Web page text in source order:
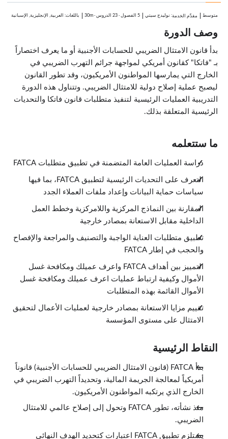
الدروس: 5 · 4:26
خطة عمل التنفيذ الداخلي مقابل الاستعانة بمصادر خارجية
0:55
التغيرات في أنظمة تكنولوجيا المعلومات
0:51
النماذج المركزية مقابل اللامركزية
0:50
الاستعانة بمصادر خارجية في إجراءات الأعمال
0:56
مزايا الاستعانة بمصادر خارجية في إجراءات الأعمال
0:54
فهم قانون فاتكا، والتعرف على العميل، ومكافحة غسل الأموال
2:06
1:58
متطلبات الإبلاغ
1:47
متطلبات الاقتطاع
خاتمة
2:22
متوسط مقدِّم الخدمة: نوليدج سيتي 5 الفصول · 23 الدروس ·
30m باللغات: العربية, الإنجليزية, الإسبانية
وصف الدورة
بدأ قانون الامتثال الضريبي للحسابات الأجنبية أو ما يعرف اختصاراً
بـ "فاتكا" كقانون أمريكي لمواجهة جرائم التهرب الضريبي في
الخارج التي يمارسها المواطنون الأمريكيون، وقد تطور القانون
ليصبح عملية إصلاح دولية للامتثال الضريبي. وتتناول هذه الدورة
التدريبية العمليات الرئيسية لتنفيذ متطلبات قانون فاتكا والتحديات
الرئيسية المتعلقة بذلك.
ما ستتعلمه
دراسة العمليات العامة المتضمنة في تطبيق متطلبات FATCA
التعرف على التحديات الرئيسية لتطبيق FATCA، بما فيها
سياسات حماية البيانات وإعداد ملفات العملاء الجدد
المقارنة بين النماذج المركزية واللامركزية وخطط العمل
الداخلية مقابل الاستعانة بمصادر خارجية
تطبيق متطلبات العناية الواجبة والتصنيف والمراجعة والإفصاح
والحجب في إطار FATCA
التمييز بين أهداف FATCA واعرف عميلك ومكافحة غسل
الأموال وكيفية ارتباط عمليات اعرف عميلك ومكافحة غسل
الأموال القائمة بهذه المتطلبات
تقييم مزايا الاستعانة بمصادر خارجية لعمليات الأعمال لتحقيق
الامتثال على مستوى المؤسسة
النقاط الرئيسية
بدأ FATCA (قانون الامتثال الضريبي للحسابات الأجنبية) قانوناً
أمريكياً لمعالجة الجريمة المالية، وتحديداً التهرب الضريبي في
الخارج الذي يرتكبه المواطنون الأمريكيون.
منذ نشأته، تطور FATCA وتحول إلى إصلاح عالمي للامتثال
الضريبي.
يستلزم تطبيق FATCA اعتبارات كتحديد الهدف النهائي